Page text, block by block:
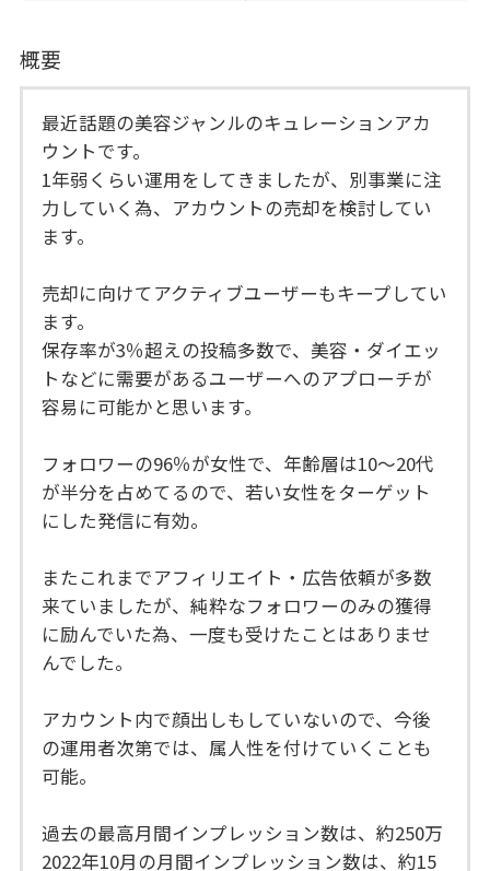
概要
最近話題の美容ジャンルのキュレーションアカ
ウントです。
1年弱くらい運用をしてきましたが、別事業に注
力していく為、アカウントの売却を検討してい
ます。
売却に向けてアクティブユーザーもキープしてい
ます。
保存率が3％超えの投稿多数で、美容・ダイエッ
トなどに需要があるユーザーへのアプローチが
容易に可能かと思います。
フォロワーの96％が女性で、年齢層は10〜20代
が半分を占めてるので、若い女性をターゲット
にした発信に有効。
またこれまでアフィリエイト・広告依頼が多数
来ていましたが、純粋なフォロワーのみの獲得
に励んでいた為、一度も受けたことはありませ
んでした。
アカウント内で顔出しもしていないので、今後
の運用者次第では、属人性を付けていくことも
可能。
過去の最高月間インプレッション数は、約250万
2022年10月の月間インプレッション数は、約15